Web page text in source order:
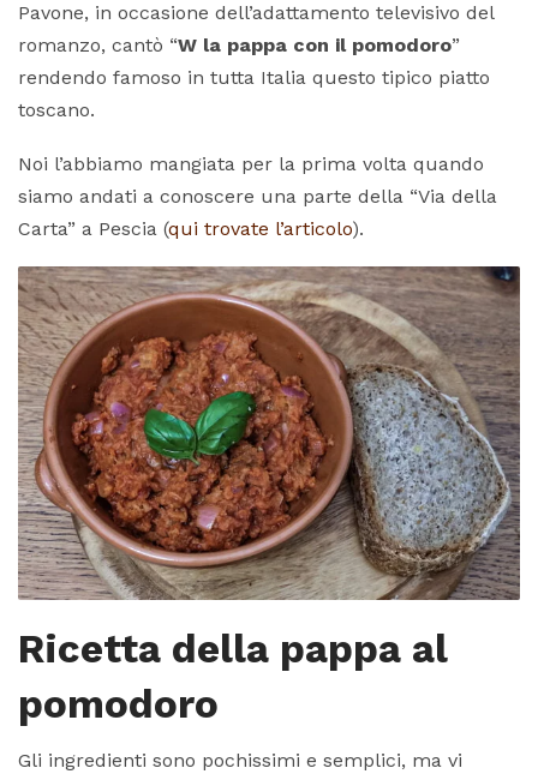
Pavone, in occasione dell’adattamento televisivo del
romanzo, cantò “W la pappa con il pomodoro”
rendendo famoso in tutta Italia questo tipico piatto
toscano.
Noi l’abbiamo mangiata per la prima volta quando
siamo andati a conoscere una parte della “Via della
Carta” a Pescia (qui trovate l’articolo).
Ricetta della pappa al
pomodoro
Gli ingredienti sono pochissimi e semplici, ma vi